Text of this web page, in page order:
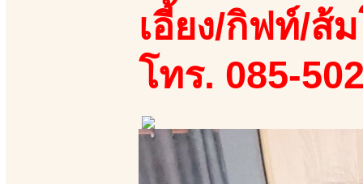
เอี้ยง/กิฟท์/ส้
โทร. 085-